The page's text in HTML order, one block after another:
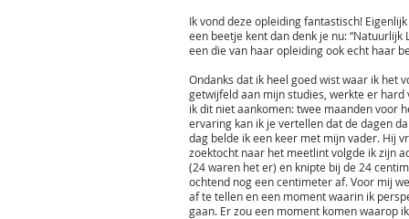
Ik vond deze opleiding fantastisch!
een beetje kent dan denk je nu: “Natuurlijk
een die van haar opleiding ook echt haar
Ondanks dat ik heel goed wist waar ik het
getwijfeld aan mijn studies, werkte er
ik dit niet aankomen: twee maanden voor
ervaring kan ik je vertellen dat de dagen
dag belde ik een keer met mijn vader. Hij
zoektocht naar het meetlint volgde ik zijn
(24 waren het er) en knipte bij de 24
ochtend nog een centimeter af. Voor mij
af te tellen en een moment waarin ik
gaan. Er zou een moment komen waarop